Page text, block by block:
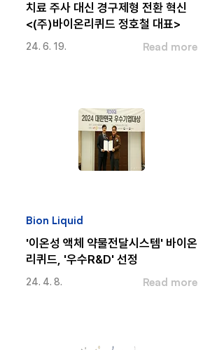
24. 6. 19.
치료 주사 대신 경구제형 전환 혁신
<(주)바이온리퀴드 정호철 대표>
Read more
24. 4. 8.
Bion Liquid
'이온성 액체 약물전달시스템' 바이온
리퀴드, '우수R&D' 선정
Read more